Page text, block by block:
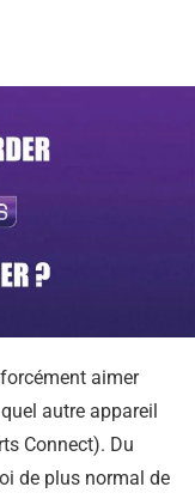
aimer
autre appareil
Connect). Du
de plus normal de